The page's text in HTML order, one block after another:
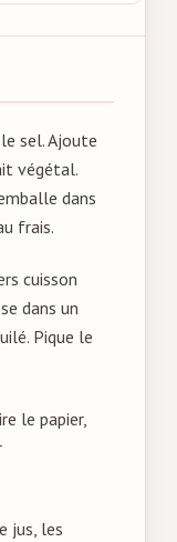
sel. Ajoute
végétal.
dans
frais.
cuisson
dans un
Pique le
le papier,
jus, les